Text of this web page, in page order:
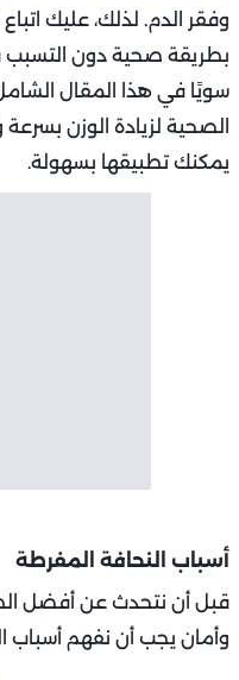
وفقر الدم. لذلك، عليك
بطريقة صحية دون
سويًا في هذا المقال
الصحية لزيادة الوزن
يمكنك تطبيقها بسهولة.
أسباب النحافة المفرطة
قبل أن نتحدث عن أفضل
وأمان يجب أن نفهم أسباب